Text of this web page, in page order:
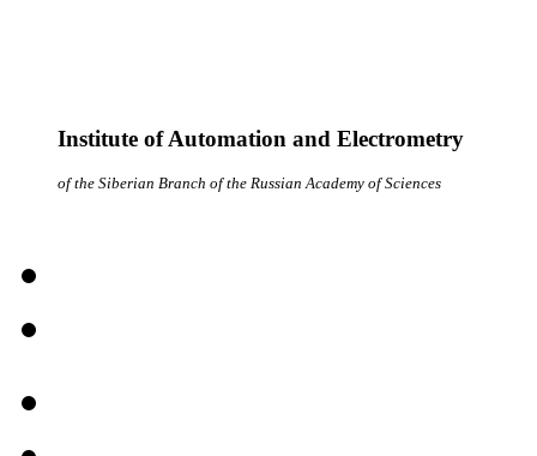
Institute of Automation and Electrometry
of the Siberian Branch of the Russian Academy of Sciences